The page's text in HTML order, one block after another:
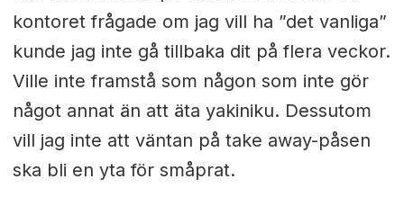
kontoret frågade om jag vill ha ”det vanliga”
kunde jag inte gå tillbaka dit på flera veckor.
Ville inte framstå som någon som inte gör
något annat än att äta yakiniku. Dessutom
vill jag inte att väntan på take away-påsen
ska bli en yta för småprat.